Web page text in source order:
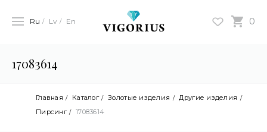
0
Ru Lv En
17083614
Главная Каталог Золотые изделия
Другие изделия
Пирсинг
17083614